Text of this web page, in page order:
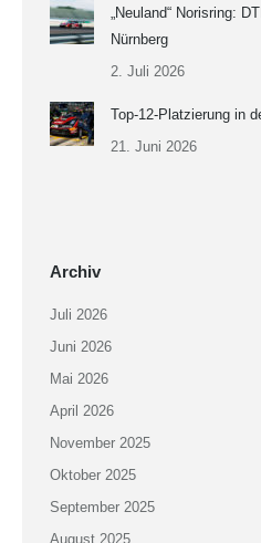
„Neuland“ Norisring:
Nürnberg
2. Juli 2026
Top-12-Platzierung in
21. Juni 2026
Archiv
Juli 2026
Juni 2026
Mai 2026
April 2026
November 2025
Oktober 2025
September 2025
August 2025